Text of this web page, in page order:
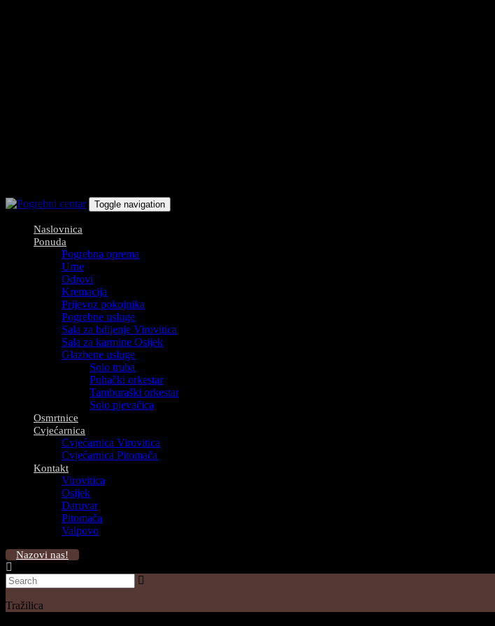
Toggle navigation
Naslovnica
Ponuda
Pogrebna oprema
Urne
Odrovi
Kremacija
Prijevoz pokojnika
Pogrebne usluge
Sala za bdijenje Virovitica
Sala za karmine Osijek
Glazbene usluge
Solo truba
Puhački orkestar
Tamburaški orkestar
Solo pjevačica
Osmrtnice
Cvjećarnica
Cvjećarnica Virovitica
Cvjećarnica Pitomača
Kontakt
Virovitica
Osijek
Daruvar
Pitomača
Valpovo
Nazovi nas!
Tražilica